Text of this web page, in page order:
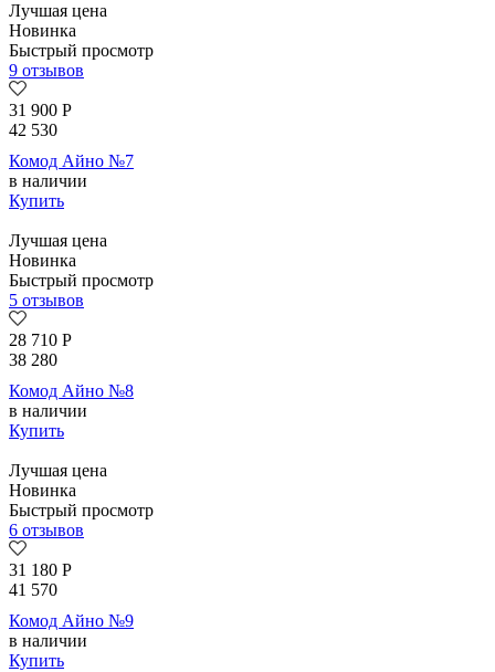
Лучшая цена
Новинка
Быстрый просмотр
9 отзывов
31 900 Р
42 530
Комод Айно №7
в наличии
Купить
Лучшая цена
Новинка
Быстрый просмотр
5 отзывов
28 710 Р
38 280
Комод Айно №8
в наличии
Купить
Лучшая цена
Новинка
Быстрый просмотр
6 отзывов
31 180 Р
41 570
Комод Айно №9
в наличии
Купить